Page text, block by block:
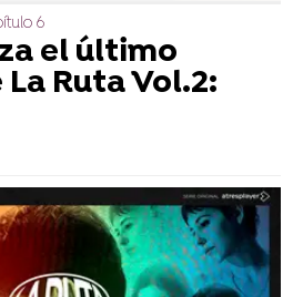
6
el último
Ruta Vol.2: